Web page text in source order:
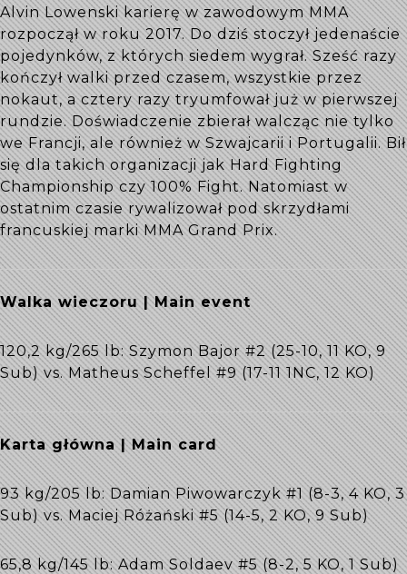
Alvin Lowenski karierę w zawodowym MMA
rozpoczął w roku 2017. Do dziś stoczył jedenaście
pojedynków, z których siedem wygrał. Sześć razy
kończył walki przed czasem, wszystkie przez
nokaut, a cztery razy tryumfował już w pierwszej
rundzie. Doświadczenie zbierał walcząc nie tylko
we Francji, ale również w Szwajcarii i Portugalii. Bił
się dla takich organizacji jak Hard Fighting
Championship czy 100% Fight. Natomiast w
ostatnim czasie rywalizował pod skrzydłami
francuskiej marki MMA Grand Prix.
Walka wieczoru | Main event
120,2 kg/265 lb: Szymon Bajor #2 (25-10, 11 KO, 9
Sub) vs. Matheus Scheffel #9 (17-11 1NC, 12 KO)
Karta główna | Main card
93 kg/205 lb: Damian Piwowarczyk #1 (8-3, 4 KO, 3
Sub) vs. Maciej Różański #5 (14-5, 2 KO, 9 Sub)
65,8 kg/145 lb: Adam Soldaev #5 (8-2, 5 KO, 1 Sub)